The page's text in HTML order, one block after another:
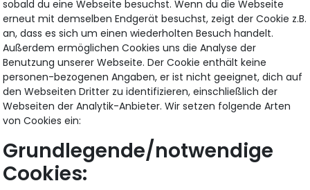
sobald du eine Webseite besuchst. Wenn du die Webseite
erneut mit demselben Endgerät besuchst, zeigt der Cookie z.B.
an, dass es sich um einen wiederholten Besuch handelt.
Außerdem ermöglichen Cookies uns die Analyse der
Benutzung unserer Webseite. Der Cookie enthält keine
personen-bezogenen Angaben, er ist nicht geeignet, dich auf
den Webseiten Dritter zu identifizieren, einschließlich der
Webseiten der Analytik-Anbieter. Wir setzen folgende Arten
von Cookies ein:
Grundlegende/notwendige
Cookies: